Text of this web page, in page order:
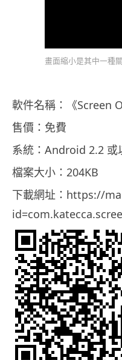
畫面縮小是其中一種
軟件名稱：《Screen
售價：免費
系統：Android 2.2 或
檔案大小：204KB
下載網址：https://